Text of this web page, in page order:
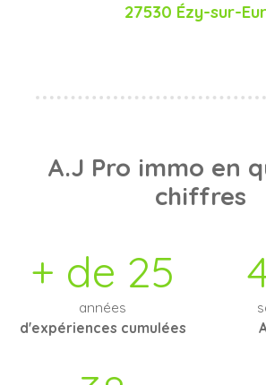
27530 Ézy-sur-
A.J Pro immo en
chiffres
+ de 25
années
d'expériences cumulées